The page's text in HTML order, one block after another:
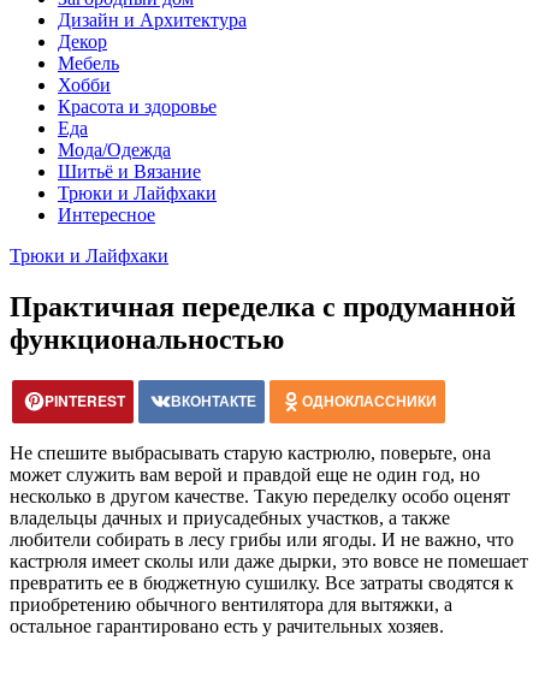
Дизайн и Архитектура
Декор
Мебель
Хобби
Красота и здоровье
Еда
Мода/Одежда
Шитьё и Вязание
Трюки и Лайфхаки
Интересное
Трюки и Лайфхаки
Практичная переделка с продуманной
функциональностью
PINTEREST ВКОНТАКТЕ ОДНОКЛАССНИКИ
Не спешите выбрасывать старую кастрюлю, поверьте, она
может служить вам верой и правдой еще не один год, но
несколько в другом качестве. Такую переделку особо оценят
владельцы дачных и приусадебных участков, а также
любители собирать в лесу грибы или ягоды. И не важно, что
кастрюля имеет сколы или даже дырки, это вовсе не помешает
превратить ее в бюджетную сушилку. Все затраты сводятся к
приобретению обычного вентилятора для вытяжки, а
остальное гарантировано есть у рачительных хозяев.